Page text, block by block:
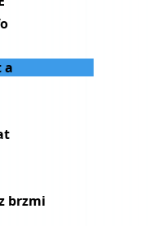
a
brzmi